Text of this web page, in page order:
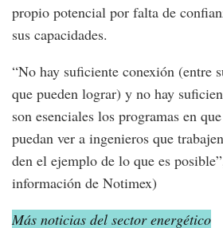
propio potencial por falta de
sus capacidades.
“No hay suficiente conexión (entre
que pueden lograr) y no hay
son esenciales los programas en
puedan ver a ingenieros que
den el ejemplo de lo que es
información de Notimex)
Más noticias del sector energético